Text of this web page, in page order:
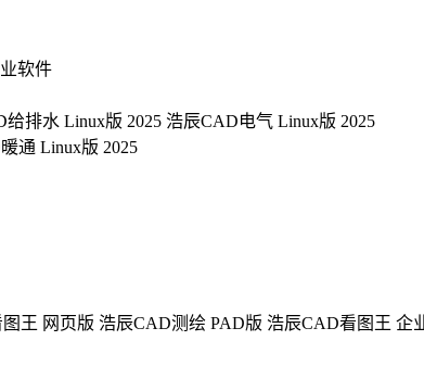
软件
给排水 Linux版 2025 浩辰CAD电气 Linux版 2025
通 Linux版 2025
王 网页版 浩辰CAD测绘 PAD版 浩辰CAD看图王 企